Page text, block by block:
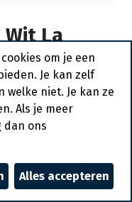
La
om je een
Je kan zelf
welke niet. Je kan ze
Als je meer
dan ons
Alles accepteren